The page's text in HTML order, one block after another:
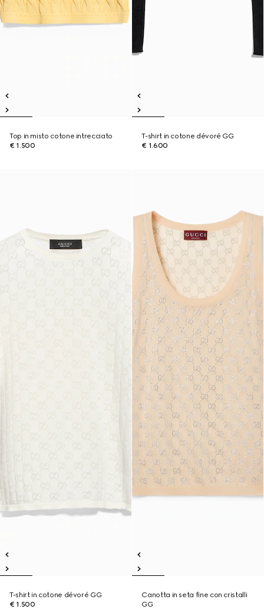
Top in misto cotone intrecciato
€ 1.500
T-shirt in cotone dévoré GG
€ 1.600
T-shirt in cotone dévoré GG
€ 1.500
Canotta in seta fine con cristalli
GG